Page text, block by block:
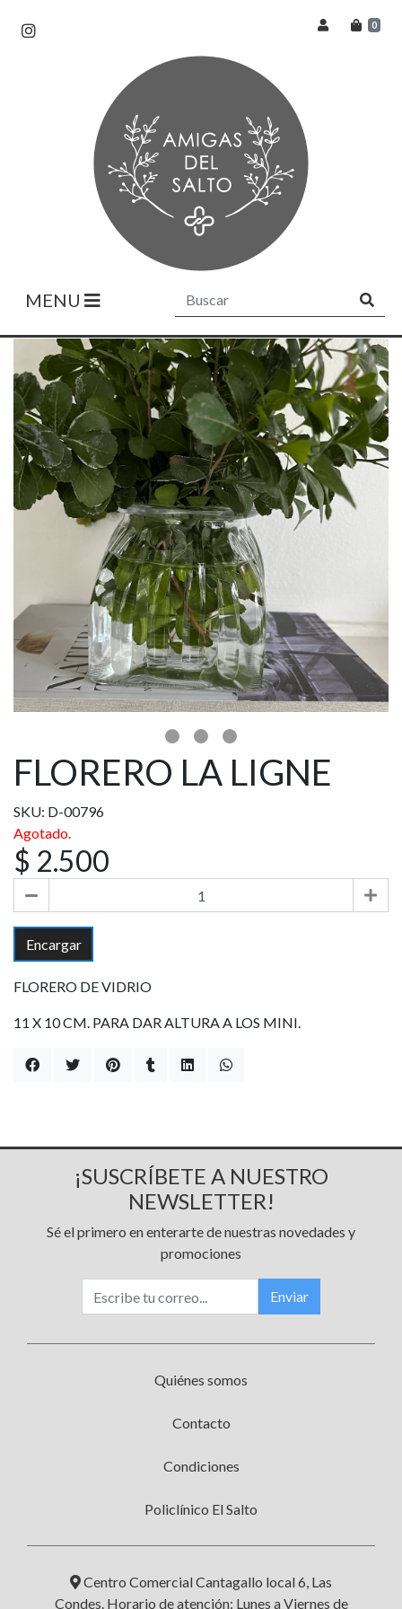
0
MENU
FLORERO LA LIGNE
SKU: D-00796
Agotado.
$ 2.500
Encargar
FLORERO DE VIDRIO
11 X 10 CM. PARA DAR ALTURA A LOS MINI.
¡SUSCRÍBETE A NUESTRO
NEWSLETTER!
Sé el primero en enterarte de nuestras novedades y
promociones
Enviar
Quiénes somos
Contacto
Condiciones
Policlínico El Salto
Centro Comercial Cantagallo local 6, Las
Condes. Horario de atención: Lunes a Viernes de